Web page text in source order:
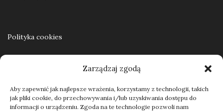
Zarządzaj zgodą
Aby zapewnić jak najlepsze wrażenia, korzystamy z technologii, takich
jak pliki cookie, do przechowywania i/lub uzyskiwania dostępu do
informacji o urządzeniu. Zgoda na te technologie pozwoli nam
Polityka cookies